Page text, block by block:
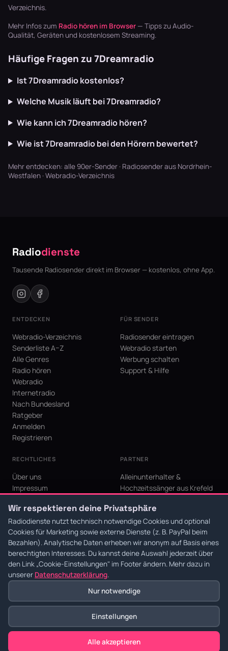
Verzeichnis.
Mehr Infos zum Radio hören im Browser — Tipps zu Audio-
Qualität, Geräten und kostenlosem Streaming.
Häufige Fragen zu 7Dreamradio
Ist 7Dreamradio kostenlos?
Welche Musik läuft bei 7Dreamradio?
Wie kann ich 7Dreamradio hören?
Wie ist 7Dreamradio bei den Hörern bewertet?
Mehr entdecken: alle 90er-Sender · Radiosender aus Nordrhein-
Westfalen · Webradio-Verzeichnis
Radiodienste
Tausende Radiosender direkt im Browser — kostenlos, ohne App.
ENTDECKEN
Webradio-Verzeichnis
Senderliste A–Z
Alle Genres
Radio hören
Webradio
Internetradio
Nach Bundesland
Ratgeber
Anmelden
Registrieren
FÜR SENDER
Radiosender eintragen
Webradio starten
Werbung schalten
Support & Hilfe
RECHTLICHES
Über uns
Impressum
AGB
Cookie-Einstellungen
PARTNER
Alleinunterhalter &
Hochzeitssänger aus Krefeld
Krefeld für den Niederrhein
© 2026 Radiodienste. Alle Rechte vorbehalten.·Datenschutz·AGB·
Impressum
Wir respektieren deine Privatsphäre
Radiodienste nutzt technisch notwendige Cookies und optional
Cookies für Marketing sowie externe Dienste (z. B. PayPal beim
Bezahlen). Analytische Daten erheben wir anonym auf Basis eines
berechtigten Interesses. Du kannst deine Auswahl jederzeit über
den Link „Cookie-Einstellungen" im Footer ändern. Mehr dazu in
unserer Datenschutzerklärung.
Nur notwendige
Einstellungen
Alle akzeptieren